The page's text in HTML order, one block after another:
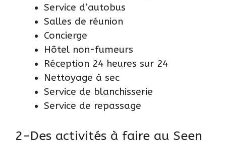
Service d’autobus
Salles de réunion
Concierge
Hôtel non-fumeurs
Réception 24 heures sur 24
Nettoyage à sec
Service de blanchisserie
Service de repassage
2-Des activités à faire au Seen